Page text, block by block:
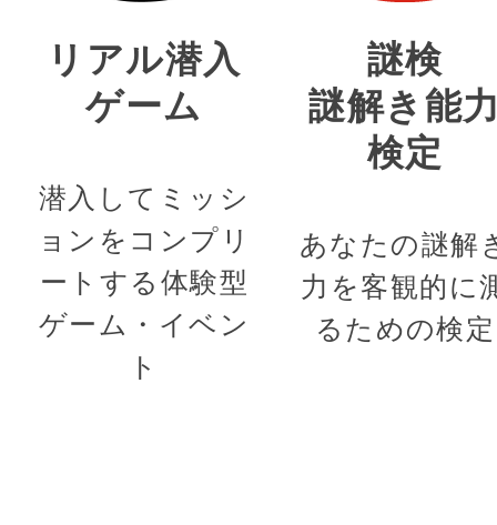
リアル潜入
ゲーム
潜入してミッシ
ョンをコンプリ
ートする体験型
ゲーム・イベン
ト
謎検
謎解き能
検定
あなたの謎解
力を客観的に
るための検定